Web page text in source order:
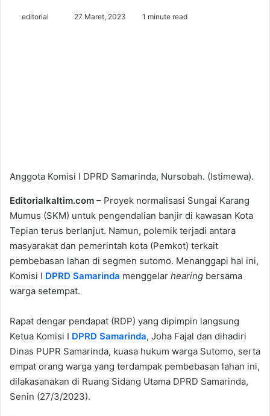
editorial 27 Maret, 2023 1 minute read
Anggota Komisi I DPRD Samarinda, Nursobah. (Istimewa).
Editorialkaltim.com – Proyek normalisasi Sungai Karang
Mumus (SKM) untuk pengendalian banjir di kawasan Kota
Tepian terus berlanjut. Namun, polemik terjadi antara
masyarakat dan pemerintah kota (Pemkot) terkait
pembebasan lahan di segmen sutomo. Menanggapi hal ini,
Komisi I DPRD Samarinda menggelar hearing bersama
warga setempat.
Rapat dengar pendapat (RDP) yang dipimpin langsung
Ketua Komisi I DPRD Samarinda, Joha Fajal dan dihadiri
Dinas PUPR Samarinda, kuasa hukum warga Sutomo, serta
empat orang warga yang terdampak pembebasan lahan ini,
dilakasanakan di Ruang Sidang Utama DPRD Samarinda,
Senin (27/3/2023).